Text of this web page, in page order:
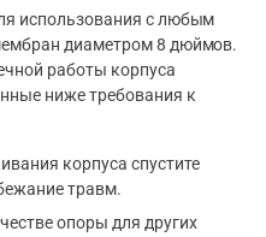
использования с любым
диаметром 8 дюймов.
работы корпуса
ниже требования к
корпуса спустите
травм.
опоры для других